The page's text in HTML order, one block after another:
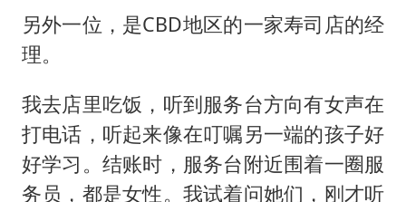
另外一位，是CBD地区的一家寿司店的经
理。
我去店里吃饭，听到服务台方向有女声在
打电话，听起来像在叮嘱另一端的孩子好
好学习。结账时，服务台附近围着一圈服
务员，都是女性。我试着问她们，刚才听